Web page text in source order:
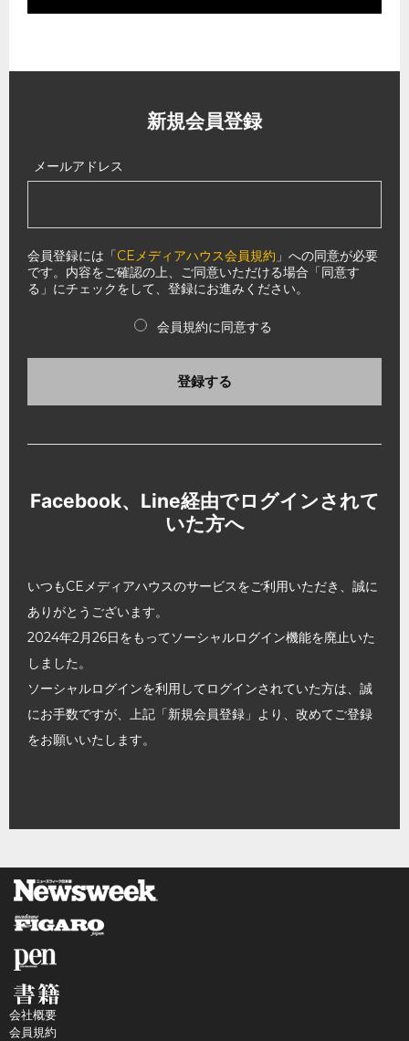
新規会員登録
メールアドレス
会員登録には「CEメディアハウス会員規約 」への同意が必要
です。内容をご確認の上、ご同意いただける場合「同意す
る」にチェックをして、登録にお進みください。
会員規約に同意する
登録する
Facebook、Line経由でログインされて
いた方へ
いつもCEメディアハウスのサービスをご利用いただき、誠に
ありがとうございます。
2024年2月26日をもってソーシャルログイン機能を廃止いた
しました。
ソーシャルログインを利用してログインされていた方は、誠
にお手数ですが、上記「新規会員登録」より、改めてご登録
をお願いいたします。
会社概要
会員規約